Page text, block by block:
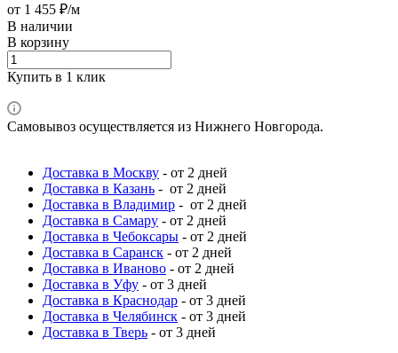
от 1 455 ₽/м
В наличии
В корзину
Купить в 1 клик
Самовывоз осуществляется из Нижнего Новгорода.
Доставка в Москву - от 2 дней
Доставка в Казань - от 2 дней
Доставка в Владимир - от 2 дней
Доставка в Самару - от 2 дней
Доставка в Чебоксары - от 2 дней
Доставка в Саранск - от 2 дней
Доставка в Иваново - от 2 дней
Доставка в Уфу - от 3 дней
Доставка в Краснодар - от 3 дней
Доставка в Челябинск - от 3 дней
Доставка в Тверь - от 3 дней